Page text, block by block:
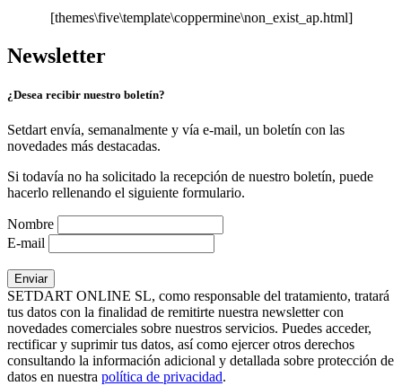
[themes\five\template\coppermine\non_exist_ap.html]
Newsletter
¿Desea recibir nuestro boletín?
Setdart envía, semanalmente y vía e-mail, un boletín con las
novedades más destacadas.
Si todavía no ha solicitado la recepción de nuestro boletín, puede
hacerlo rellenando el siguiente formulario.
Nombre
E-mail
SETDART ONLINE SL, como responsable del tratamiento, tratará
tus datos con la finalidad de remitirte nuestra newsletter con
novedades comerciales sobre nuestros servicios. Puedes acceder,
rectificar y suprimir tus datos, así como ejercer otros derechos
consultando la información adicional y detallada sobre protección de
datos en nuestra política de privacidad.